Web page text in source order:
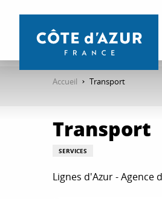
contenu
Accueil Transport
Transport
SERVICES
Lignes d'Azur - Agence